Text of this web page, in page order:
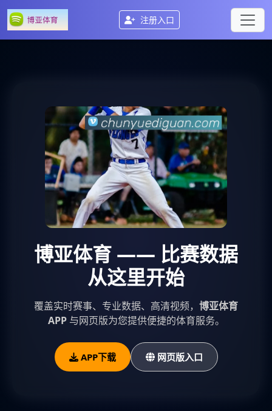
注册入口
博亚体育 —— 比赛数据
从这里开始
覆盖实时赛事、专业数据、高清视频， 博亚体育
APP与网页版为您提供便捷的体育服务。
APP下载 网页版入口